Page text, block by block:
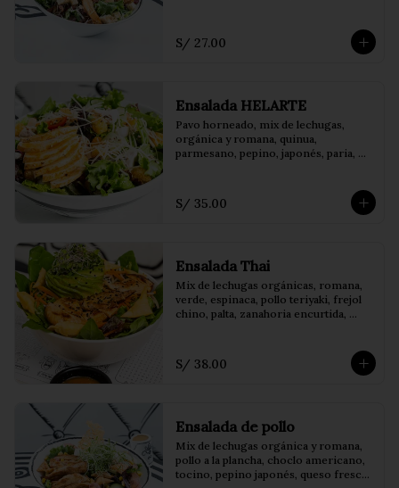
S/ 27.00
Ensalada HELARTE
Pavo horneado, mix de lechugas,
orgánica y romana, quinua,
parmesano, pepino, japonés, paria,
Acompañados de vinagreta de
balsámico
S/ 35.00
Ensalada Thai
Mix de lechugas orgánicas, romana,
verde, espinaca, pollo teriyaki, frejol
chino, palta, zanahoria encurtida,
S/ 38.00
Ensalada de pollo
Mix de lechugas orgánica y romana,
pollo a la plancha, choclo americano,
tocino, pepino japonés, queso fresco,